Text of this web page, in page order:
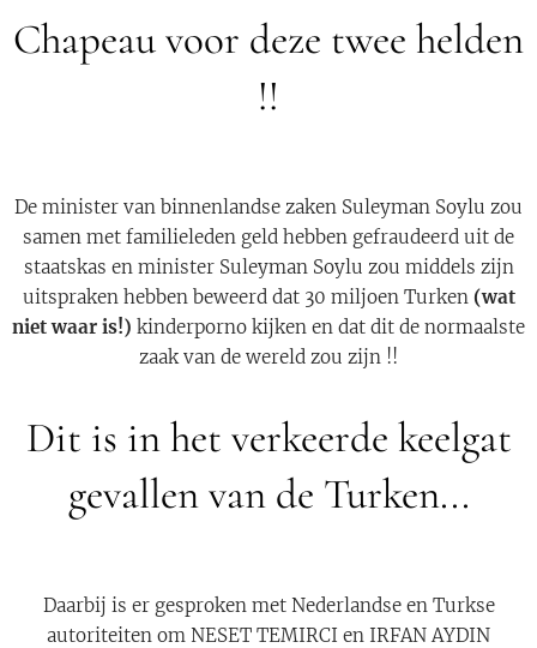
Chapeau voor deze twee helden
!!
De minister van binnenlandse zaken Suleyman Soylu zou
samen met familieleden geld hebben gefraudeerd uit de
staatskas en minister Suleyman Soylu zou middels zijn
uitspraken hebben beweerd dat 30 miljoen Turken (wat
niet waar is!) kinderporno kijken en dat dit de normaalste
zaak van de wereld zou zijn !!
Dit is in het verkeerde keelgat
gevallen van de Turken...
Daarbij is er gesproken met Nederlandse en Turkse
autoriteiten om NESET TEMIRCI en IRFAN AYDIN